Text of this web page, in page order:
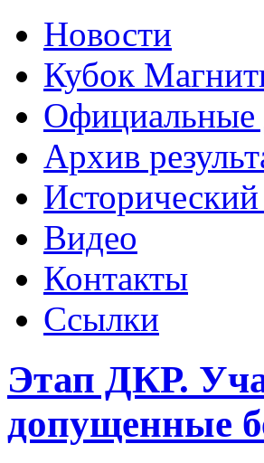
Новости
Кубок
Официальные
Архив
Исторический
Видео
Контакты
Ссылки
Этап ДКР.
допущенные